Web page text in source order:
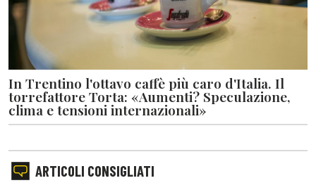
In Trentino l'ottavo caffè più caro d'Italia. Il
torrefattore Torta: «Aumenti? Speculazione,
clima e tensioni internazionali»
ARTICOLI CONSIGLIATI